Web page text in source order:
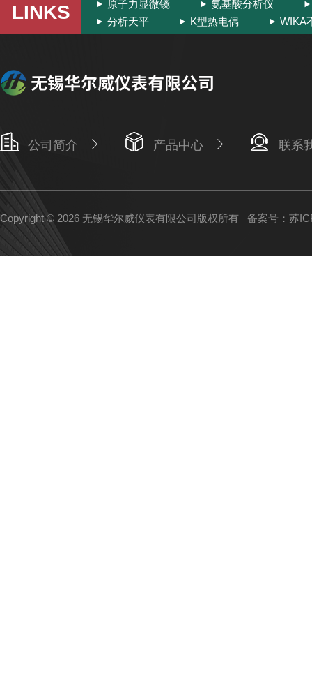
LINKS 原子力显微镜
氨基酸分析仪
分析天平
K型热电偶 WIKA
公司简介 产品中心 联系
Copyright © 2026 无锡华尔威仪表有限公司版权所有 备案号：苏